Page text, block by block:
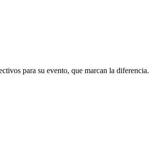
para su evento, que marcan la diferencia.